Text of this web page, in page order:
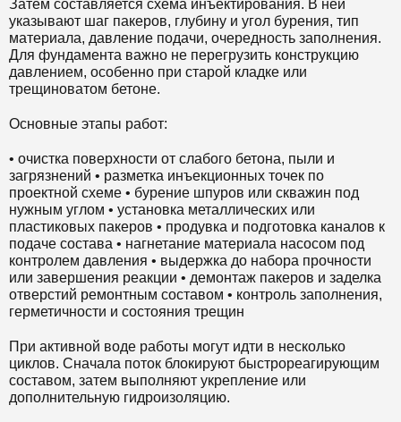
Затем составляется схема инъектирования. В ней
указывают шаг пакеров, глубину и угол бурения, тип
материала, давление подачи, очередность заполнения.
Для фундамента важно не перегрузить конструкцию
давлением, особенно при старой кладке или
трещиноватом бетоне.
Основные этапы работ:
• очистка поверхности от слабого бетона, пыли и
загрязнений • разметка инъекционных точек по
проектной схеме • бурение шпуров или скважин под
нужным углом • установка металлических или
пластиковых пакеров • продувка и подготовка каналов к
подаче состава • нагнетание материала насосом под
контролем давления • выдержка до набора прочности
или завершения реакции • демонтаж пакеров и заделка
отверстий ремонтным составом • контроль заполнения,
герметичности и состояния трещин
При активной воде работы могут идти в несколько
циклов. Сначала поток блокируют быстрореагирующим
составом, затем выполняют укрепление или
дополнительную гидроизоляцию.